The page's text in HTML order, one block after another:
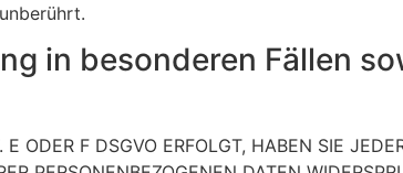
in beson­deren Fällen
ODER F DSGVO ERFOLGT, HABEN SIE